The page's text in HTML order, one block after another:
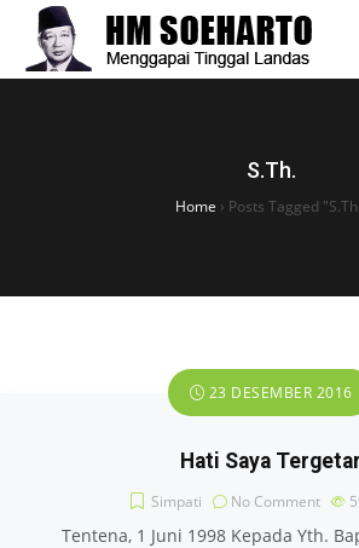
S.Th.
Home › Posts Tagged
23 DESEMBER 2016
Hati Saya Tergetar
Simpati No Comment
Tentena, 1 Juni 1998 Kepada Yth.